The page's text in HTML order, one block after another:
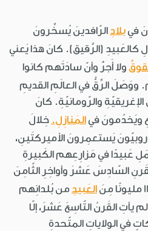
بلادِ الرّافدينَ يُسخِّرونَ
(الرَّقيق). كانَ هذا يَعني
ولا أَجرٌ وأنّ سادَتَهم كانوا
الرِّقُّ في العالَمِ القديمِ
الإغريقيّةِ والرّومانيّةِ. كانَ
ويَخدُمونَ في المَنازِلِ. خِلالَ
يَستعمِرونَ الأميركتَينِ،
عَبيدًا في مَزارِعِهم الكَبيرةِ
السّادِسَ عَشرَ وأواخِرِ الثّامِنَ
العَبيدِ من بُلدانِهم
يأتِ القَرنُ التّاسِعَ عَشرَ، إلّا
في الولاياتِ المتّحدةِ